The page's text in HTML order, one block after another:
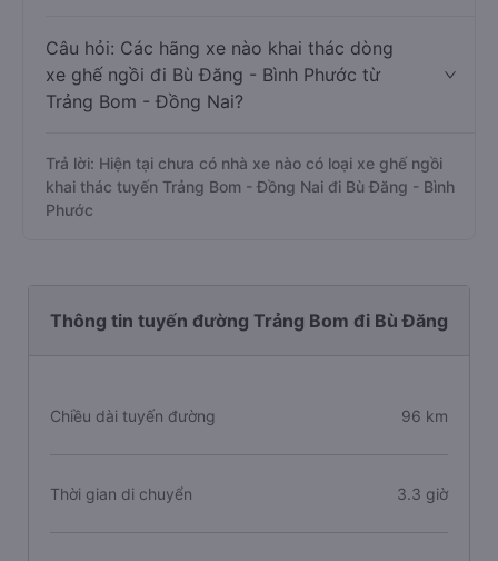
Câu hỏi: Các hãng xe nào khai thác dòng
xe ghế ngồi đi Bù Đăng - Bình Phước từ
Trảng Bom - Đồng Nai?
Trả lời: Hiện tại chưa có nhà xe nào có loại xe ghế ngồi
khai thác tuyến Trảng Bom - Đồng Nai đi Bù Đăng - Bình
Phước
Thông tin tuyến đường Trảng Bom đi Bù Đăng
Chiều dài tuyến đường 96 km
Thời gian di chuyển 3.3 giờ